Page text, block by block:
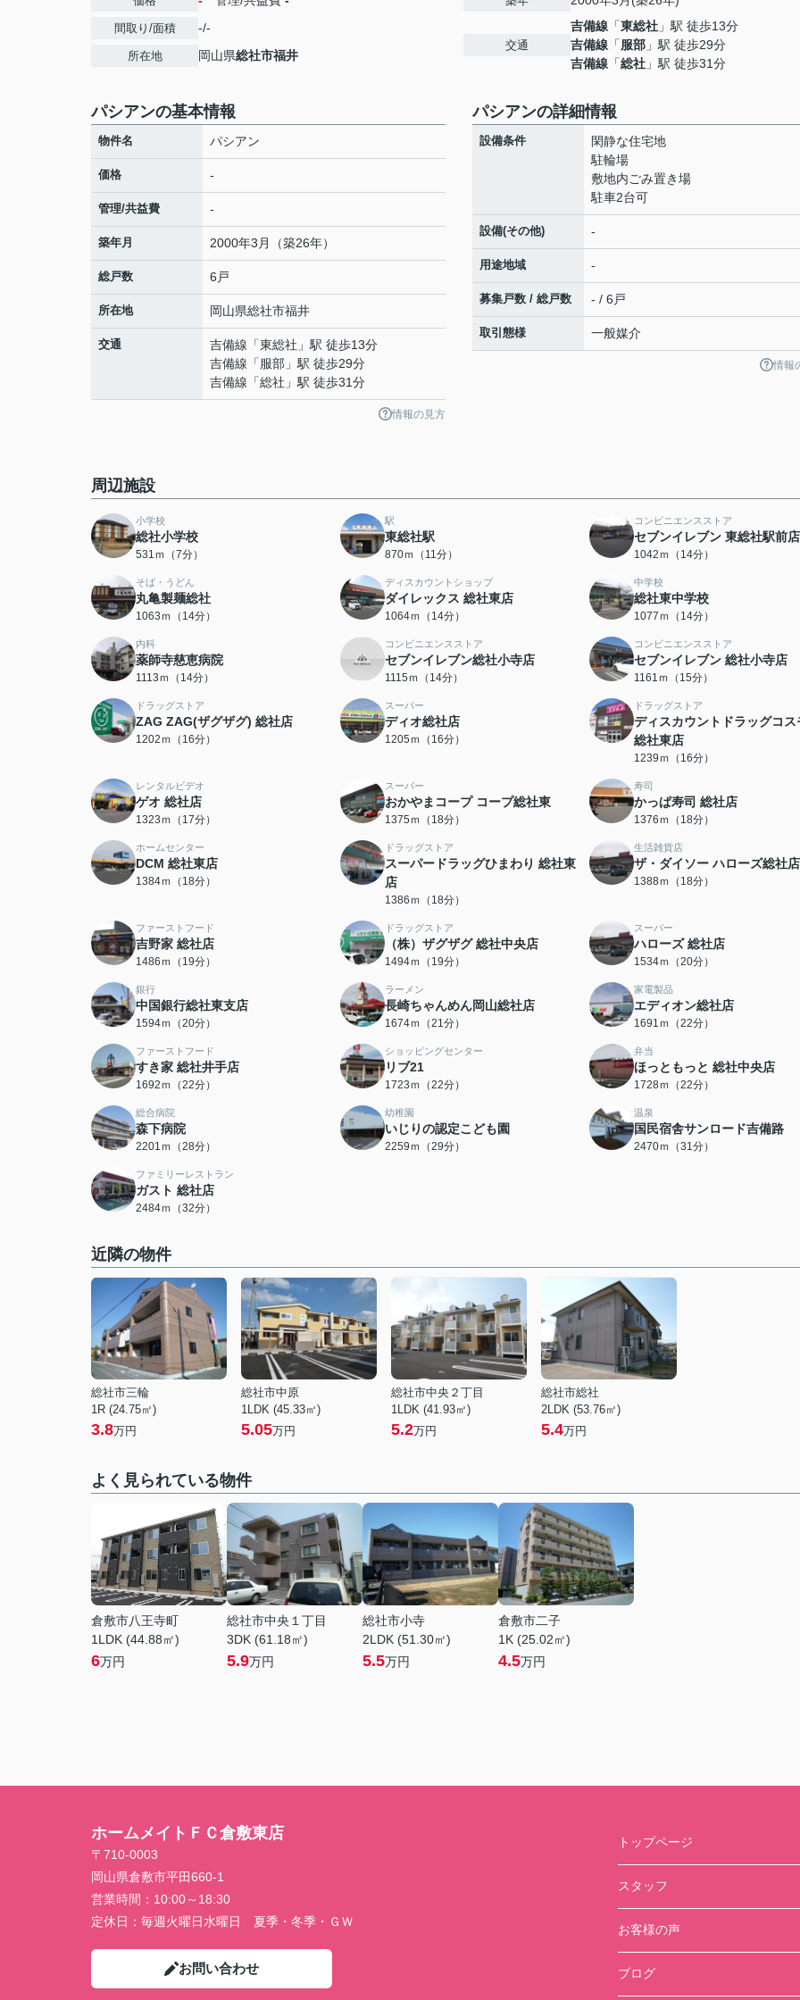
間取り/面積 -/-
所在地 岡山県総社市福井
交通
吉備線 「東総社 」駅 徒歩13分
吉備線 「服部 」駅 徒歩29分
吉備線 「総社 」駅 徒歩31分
パシアンの基本情報
物件名 パシアン
価格 -
管理/共益費 -
築年月 2000年3月（築26年）
総戸数 6戸
所在地 岡山県総社市福井
交通 吉備線 「東総社 」駅 徒歩13分
吉備線 「服部 」駅 徒歩29分
吉備線 「総社 」駅 徒歩31分
情報の見方
パシアンの詳細情報
設備条件
閑静な住宅地
駐輪場
敷地内ごみ置き場
駐車2台可
設備(その他) -
用途地域 -
募集戸数 / 総戸数 - / 6戸
取引態様 一般媒介
情報
周辺施設
小学校
総社小学校
531ｍ（7分）
駅
東総社駅
870ｍ（11分）
コンビニエンスストア
セブンイレブン 東総社駅前店
1042ｍ（14分）
そば・うどん
丸亀製麺総社
1063ｍ（14分）
ディスカウントショップ
ダイレックス 総社東店
1064ｍ（14分）
中学校
総社東中学校
1077ｍ（14分）
内科
薬師寺慈恵病院
1113ｍ（14分）
コンビニエンスストア
セブンイレブン総社小寺店
1115ｍ（14分）
コンビニエンスストア
セブンイレブン 総社小寺店
1161ｍ（15分）
ドラッグストア
ZAG ZAG(ザグザグ) 総社店
1202ｍ（16分）
スーパー
ディオ総社店
1205ｍ（16分）
ドラッグストア
ディスカウントドラッグコス
総社東店
1239ｍ（16分）
レンタルビデオ
ゲオ 総社店
1323ｍ（17分）
スーパー
おかやまコープ コープ総社東
1375ｍ（18分）
寿司
かっぱ寿司 総社店
1376ｍ（18分）
ホームセンター
DCM 総社東店
1384ｍ（18分）
ドラッグストア
スーパードラッグひまわり 総社東
店
1386ｍ（18分）
生活雑貨店
ザ・ダイソー ハローズ総社店
1388ｍ（18分）
ファーストフード
吉野家 総社店
1486ｍ（19分）
ドラッグストア
（株）ザグザグ 総社中央店
1494ｍ（19分）
スーパー
ハローズ 総社店
1534ｍ（20分）
銀行
中国銀行総社東支店
1594ｍ（20分）
ラーメン
長崎ちゃんめん岡山総社店
1674ｍ（21分）
家電製品
エディオン総社店
1691ｍ（22分）
ファーストフード
すき家 総社井手店
1692ｍ（22分）
ショッピングセンター
リブ21
1723ｍ（22分）
弁当
ほっともっと 総社中央店
1728ｍ（22分）
総合病院
森下病院
2201ｍ（28分）
幼稚園
いじりの認定こども園
2259ｍ（29分）
温泉
国民宿舎サンロード吉備路
2470ｍ（31分）
ファミリーレストラン
ガスト 総社店
2484ｍ（32分）
近隣の物件
総社市三輪
1R (24.75㎡)
3.8万円
総社市中原
1LDK (45.33㎡)
5.05万円
総社市中央２丁目
1LDK (41.93㎡)
5.2万円
総社市総社
2LDK (53.76㎡)
5.4万円
よく見られている物件
倉敷市八王寺町
1LDK (44.88㎡)
6万円
総社市中央１丁目
3DK (61.18㎡)
5.9万円
総社市小寺
2LDK (51.30㎡)
5.5万円
倉敷市二子
1K (25.02㎡)
4.5万円
ホームメイトＦＣ倉敷東店
〒710-0003
岡山県倉敷市平田660-1
営業時間： 10:00～18:30
定休日： 毎週火曜日水曜日 夏季・冬季・ＧＷ
お問い合わせ
トップページ
スタッフ
お客様の声
ブログ